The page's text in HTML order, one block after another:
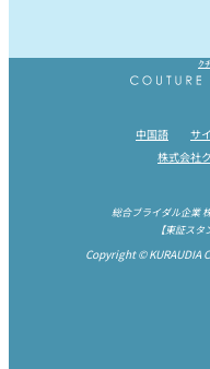
ク
中国語 サ
株式会社
総合ブライダル企業
【東証ス
Copyright © KURAUDIA